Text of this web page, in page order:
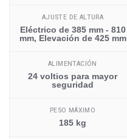
AJUSTE DE ALTURA
Eléctrico de 385 mm - 810
mm, Elevación de 425 mm
ALIMENTACIÓN
24 voltios para mayor
seguridad
PESO MÁXIMO
185 kg